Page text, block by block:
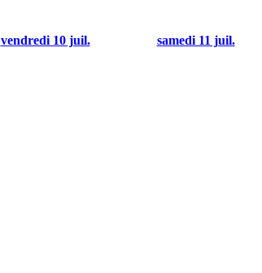
vendredi 10 juil. samedi 11 juil.